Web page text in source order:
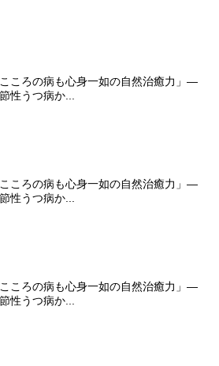
こころの病も心身一如の自然治癒力」―
性うつ病か...
こころの病も心身一如の自然治癒力」―
性うつ病か...
こころの病も心身一如の自然治癒力」―
性うつ病か...